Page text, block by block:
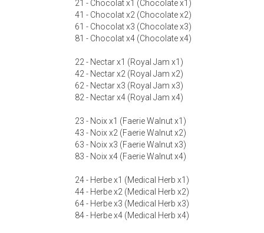
21 - Chocolat x1 (Chocolate x1)
41 - Chocolat x2 (Chocolate x2)
61 - Chocolat x3 (Chocolate x3)
81 - Chocolat x4 (Chocolate x4)
22 - Nectar x1 (Royal Jam x1)
42 - Nectar x2 (Royal Jam x2)
62 - Nectar x3 (Royal Jam x3)
82 - Nectar x4 (Royal Jam x4)
23 - Noix x1 (Faerie Walnut x1)
43 - Noix x2 (Faerie Walnut x2)
63 - Noix x3 (Faerie Walnut x3)
83 - Noix x4 (Faerie Walnut x4)
24 - Herbe x1 (Medical Herb x1)
44 - Herbe x2 (Medical Herb x2)
64 - Herbe x3 (Medical Herb x3)
84 - Herbe x4 (Medical Herb x4)